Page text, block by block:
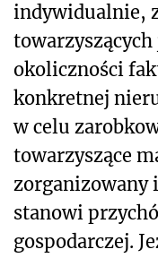
indywidualnie,
okoliczności
konkretnej
w celu
towarzyszące
zorganizowany
stanowi
gospodarczej.